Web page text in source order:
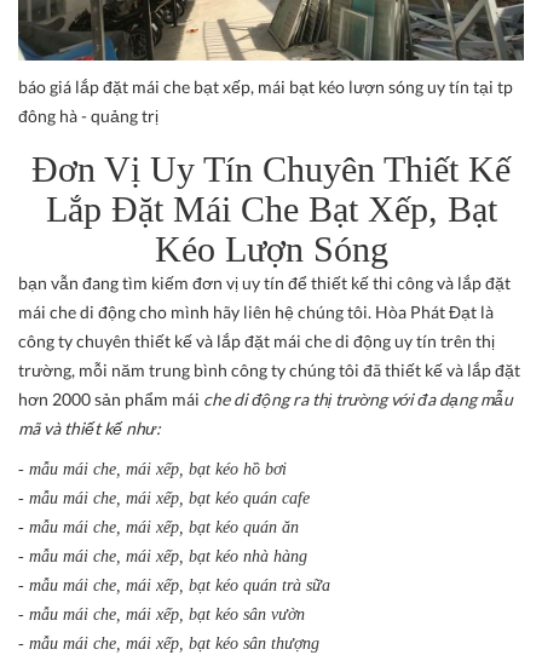
báo giá lắp đặt mái che bạt xếp, mái bạt kéo lượn sóng uy tín tại tp
đông hà - quảng trị
Đơn Vị Uy Tín Chuyên Thiết Kế
Lắp Đặt Mái Che Bạt Xếp, Bạt
Kéo Lượn Sóng
bạn vẫn đang tìm kiếm đơn vị uy tín để thiết kế thi công và lắp đặt
mái che di động cho mình hãy liên hệ chúng tôi. Hòa Phát Đạt là
công ty chuyên thiết kế và lắp đặt mái che di động uy tín trên thị
trường, mỗi năm trung bình công ty chúng tôi đã thiết kế và lắp đặt
hơn 2000 sản phẩm mái che di động ra thị trường với đa dạng mẫu
mã và thiết kế như:
- mẫu mái che, mái xếp, bạt kéo hồ bơi
- mẫu mái che, mái xếp, bạt kéo quán cafe
- mẫu mái che, mái xếp, bạt kéo quán ăn
- mẫu mái che, mái xếp, bạt kéo nhà hàng
- mẫu mái che, mái xếp, bạt kéo quán trà sữa
- mẫu mái che, mái xếp, bạt kéo sân vườn
- mẫu mái che, mái xếp, bạt kéo sân thượng